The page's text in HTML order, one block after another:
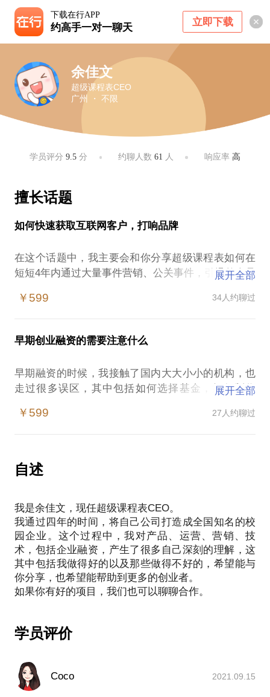
下载在行APP
约高手一对一聊天 立即下载
余佳文
超级课程表CEO
广州 ・ 不限
学员评分9.5 分 约聊人数 61 人 响应率 高
擅长话题
如何快速获取互联网客户，打响品牌
在这个话题中，我主要会和你分享超级课程表如何在
短短4年内通过大量事件营销、公关事件，引爆整个品
在面对黑公关事件中，如何轻松化解？
展开全部
￥599 34人约聊过
早期创业融资的需要注意什么
早期融资的时候，我接触了国内大大小小的机构，也
走过很多误区，其中包括如何选择基金，如何制作
展开全部
￥599 27人约聊过
自述
我是余佳文，现任超级课程表CEO。
我通过四年的时间，将自己公司打造成全国知名的校
园企业。这个过程中，我对产品、运营、营销、技
术，包括企业融资，产生了很多自己深刻的理解，这
其中包括我做得好的以及那些做得不好的，希望能与
你分享，也希望能帮助到更多的创业者。
学员评价
Coco 2021.09.15